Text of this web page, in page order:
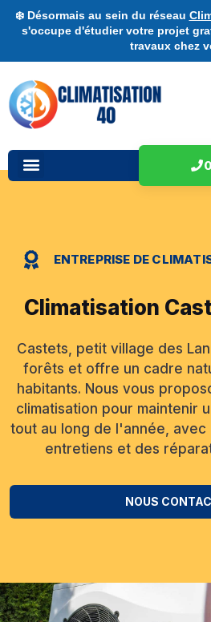
❄️ Désormais au sein du réseau
s'occupe d'étudier votre projet
travaux chez
ENTREPRISE DE
Climatisation
Castets, petit village des
forêts et offre un cadre
habitants. Nous vous
climatisation pour maintenir
tout au long de l'année, avec
entretiens et des
NOUS